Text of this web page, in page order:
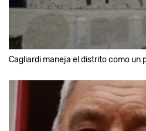
Cagliardi maneja el distrito como un